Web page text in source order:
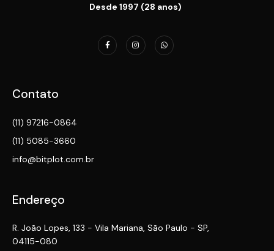
Desde 1997 (28 anos)
Contato
(11) 97216-0864
(11) 5085-3660
info@bitplot.com.br
Endereço
R. João Lopes, 133 - Vila Mariana, São Paulo - SP,
04115-080